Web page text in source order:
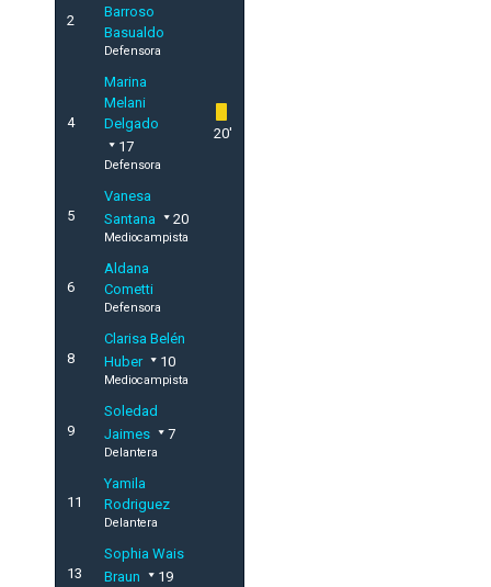
2
Barroso
Basualdo
Defensora
4
Marina
Melani
Delgado
17
Defensora
20'
5
Vanesa
Santana
20
Mediocampista
6
Aldana
Cometti
Defensora
8
Clarisa Belén
Huber
10
Mediocampista
9
Soledad
Jaimes
7
Delantera
11
Yamila
Rodriguez
Delantera
13
Sophia Wais
Braun
19